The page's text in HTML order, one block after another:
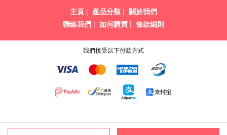
主頁 | 產品分類 | 關於我們
聯絡我們 | 如何購買 | 條款細則
我們接受以下付款方式